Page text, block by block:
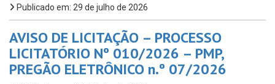
Publicado em: 29 de julho de 2026
AVISO DE LICITAÇÃO – PROCESSO
LICITATÓRIO Nº 010/2026 – PMP,
PREGÃO ELETRÔNICO n.º 07/2026